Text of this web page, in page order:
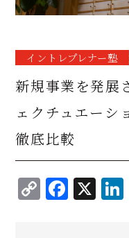
イントレプレナー塾
新規事業を発展
ェクチュエーシ
徹底比較
C
o
F
a
X